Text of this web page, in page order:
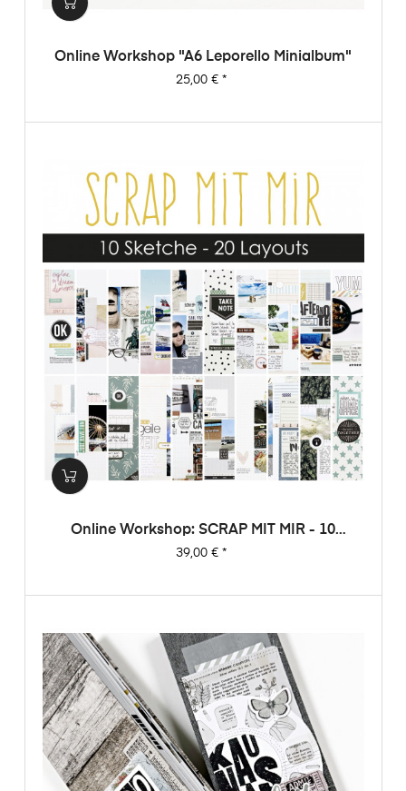
Online Workshop "A6 Leporello Minialbum"
Preis
25,00 €*
Online Workshop: SCRAP MIT MIR - 10
Sketche, 20 Layouts, Unendlich Viel
Preis
39,00 €*